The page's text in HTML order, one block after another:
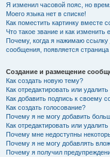
Я изменил часовой пояс, но
Моего языка нет в списке!
Как поместить картинку вместе
Что такое звание и как изменить
Почему, когда я нажимаю ссылку
сообщения, появляется
Создание и размещение
Как создать новую тему?
Как отредактировать или
Как добавить подпись к своему
Как создать голосование?
Почему я не могу добавить
Как отредактировать или
Почему мне недоступны
Почему я не могу добавлять
Почему я получил